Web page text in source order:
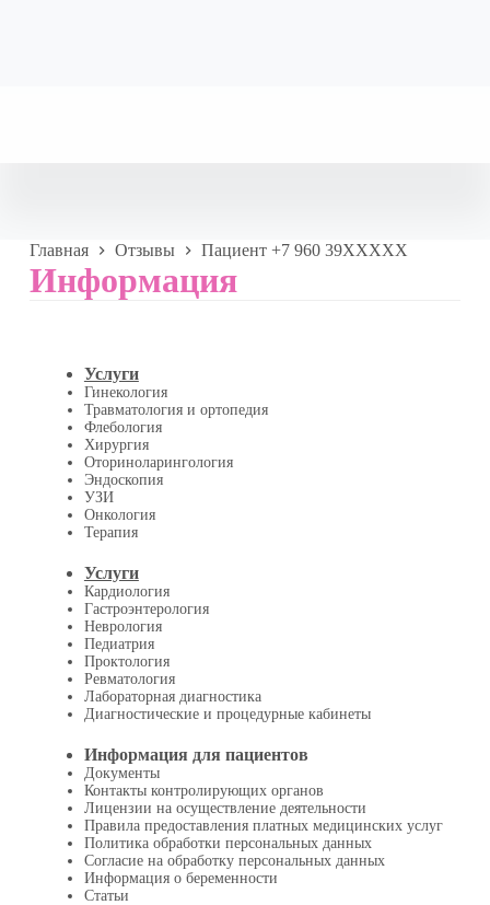
Главная Отзывы Пациент +7 960 39XXXXX
Информация
Услуги
Гинекология
Травматология и ортопедия
Флебология
Хирургия
Оториноларингология
Эндоскопия
УЗИ
Онкология
Терапия
Услуги
Кардиология
Гастроэнтерология
Неврология
Педиатрия
Проктология
Ревматология
Лабораторная диагностика
Диагностические и процедурные кабинеты
Информация для пациентов
Документы
Контакты контролирующих органов
Лицензии на осуществление деятельности
Правила предоставления платных медицинских услуг
Политика обработки персональных данных
Согласие на обработку персональных данных
Информация о беременности
Статьи